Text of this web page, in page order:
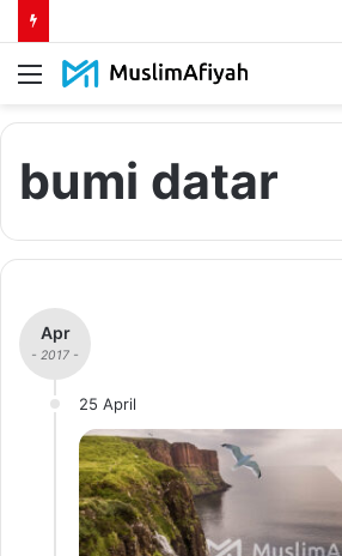
Menu
bumi datar
Apr
- 2017 -
25 April